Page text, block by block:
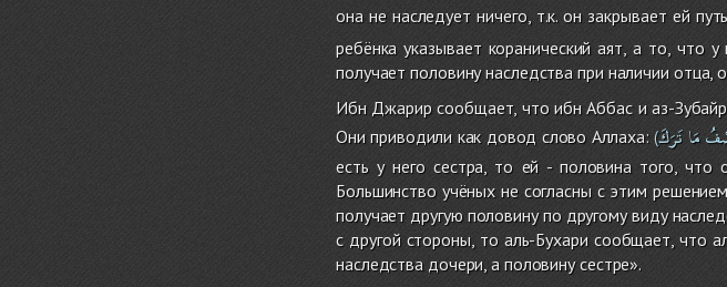
она не наследует ничего, т.к. он закрывает ей
ребёнка указывает коранический аят, а то, что
получает половину наследства при наличии
Ибн Джарир сообщает, что ибн Аббас и аз-Зубайр
Они приводили как довод слово Аллаха: ( مَاتَرَكَ
есть у него сестра, то ей - половина того, что
Большинство учёных не согласны с этим
получает другую половину по другому виду
с другой стороны, то аль-Бухари сообщает, что
наследства дочери, а половину сестре».